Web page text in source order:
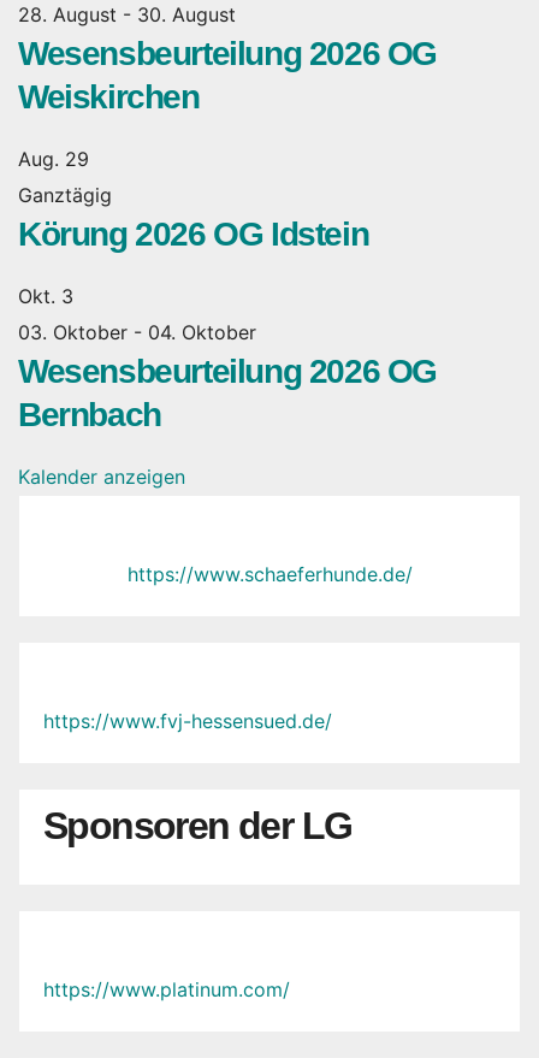
28. August - 30. August
Wesensbeurteilung 2026 OG
Weiskirchen
Aug. 29
Ganztägig
Körung 2026 OG Idstein
Okt. 3
03. Oktober - 04. Oktober
Wesensbeurteilung 2026 OG
Bernbach
Kalender anzeigen
https://www.schaeferhunde.de/
https://www.fvj-hessensued.de/
Sponsoren der LG
https://www.platinum.com/